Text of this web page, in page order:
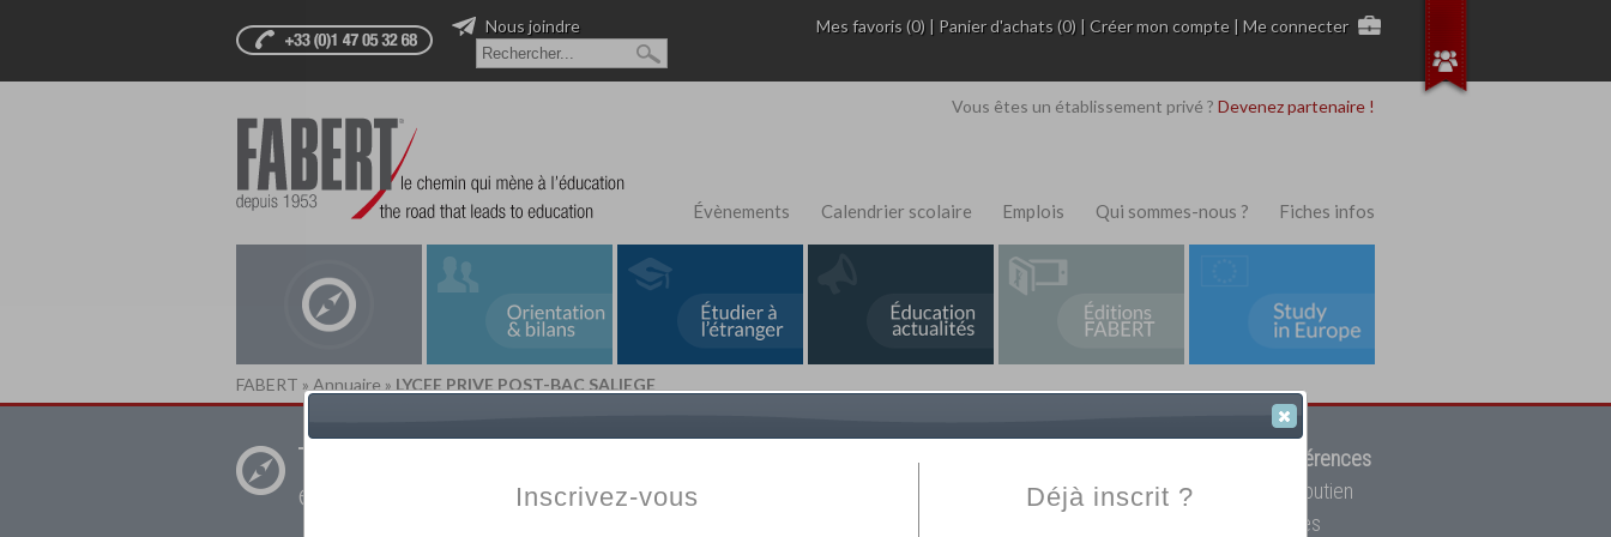
Mes favoris (0) | Panier d'achats (0) |Créer mon compte |Me connecter
Nous joindre
Vous êtes un établissement privé ? Devenez partenaire !
Évènements Calendrier scolaire Emplois Qui sommes-nous ? Fiches infos
FABERT » Annuaire » LYCEE PRIVE POST-BAC SALIEGE
Trouver un
établissement privé
Fabert.com
12908 références
votre établissement privé, du primaire au supérieur, mais aussi des cours de soutien
scolaire et des cours à distance. Ce moteur regroupe toutes les écoles privées
Inscrivez-vous Déjà inscrit ?